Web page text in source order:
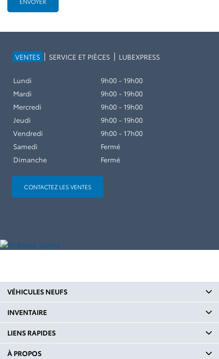
VENTES SERVICE ET PIÈCES LUBEXPRESS
Lundi
9h00 - 19h00
Mardi
9h00 - 19h00
Mercredi
9h00 - 19h00
Jeudi
9h00 - 19h00
Vendredi
9h00 - 17h00
Samedi
Fermé
Dimanche
Fermé
CONTACTEZ LES VENTES
VÉHICULES NEUFS
INVENTAIRE
LIENS RAPIDES
À PROPOS